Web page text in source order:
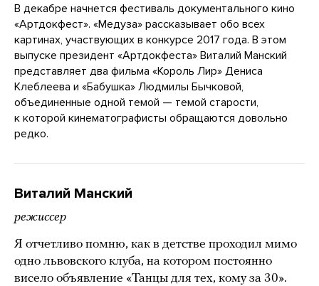
В декабре начнется фестиваль документального кино
«Артдокфест». «Медуза» рассказывает обо всех
картинах, участвующих в конкурсе 2017 года. В этом
выпуске президент «Артдокфеста» Виталий Манский
представляет два фильма «Король Лир» Дениса
Клеблеева и «Бабушка» Людмилы Бычковой,
объединенные одной темой — темой старости,
к которой кинематографисты обращаются довольно
редко.
Виталий Манский
режиссер
Я отчетливо помню, как в детстве проходил мимо
одно львовского клуба, на котором постоянно
висело объявление «Танцы для тех, кому за 30».